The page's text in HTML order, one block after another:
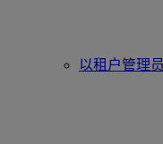
以租户管理